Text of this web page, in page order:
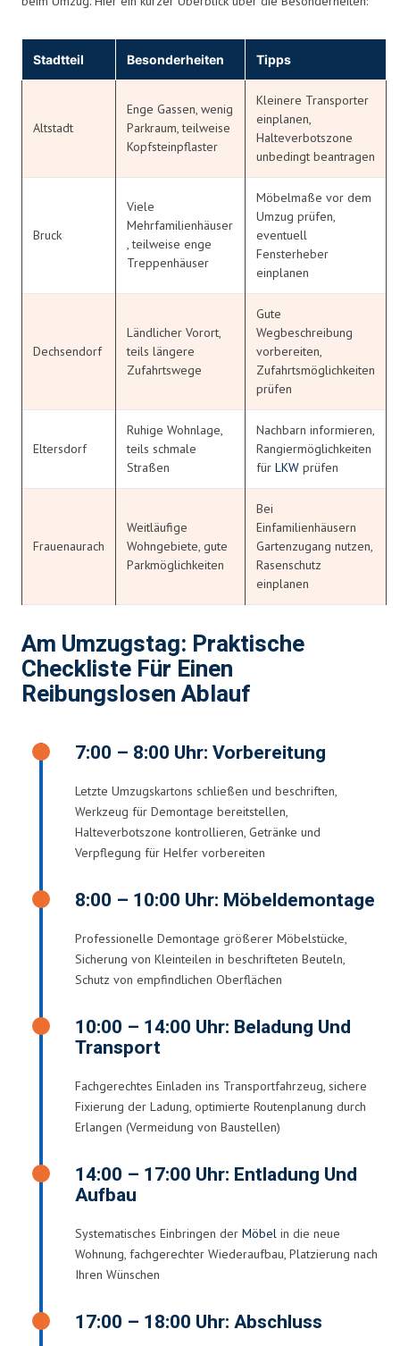
Stadtteil Besonderheiten Tipps
Altstadt
Enge Gassen, wenig
Parkraum, teilweise
Kopfsteinpflaster
Kleinere Transporter
einplanen,
Halteverbotszone
unbedingt beantragen
Bruck
Viele
Mehrfamilienhäuser
, teilweise enge
Treppenhäuser
Möbelmaße vor dem
Umzug prüfen,
eventuell
Fensterheber
einplanen
Dechsendorf
Ländlicher Vorort,
teils längere
Zufahrtswege
Gute
Wegbeschreibung
vorbereiten,
Zufahrtsmöglichkeiten
prüfen
Eltersdorf
Ruhige Wohnlage,
teils schmale
Straßen
Nachbarn informieren,
Rangiermöglichkeiten
für LKW prüfen
Frauenaurach
Weitläufige
Wohngebiete, gute
Parkmöglichkeiten
Bei
Einfamilienhäusern
Gartenzugang nutzen,
Rasenschutz
einplanen
Am Umzugstag: Praktische
Checkliste Für Einen
Reibungslosen Ablauf
7:00 – 8:00 Uhr: Vorbereitung
Letzte Umzugskartons schließen und beschriften,
Werkzeug für Demontage bereitstellen,
Halteverbotszone kontrollieren, Getränke und
Verpflegung für Helfer vorbereiten
8:00 – 10:00 Uhr: Möbeldemontage
Professionelle Demontage größerer Möbelstücke,
Sicherung von Kleinteilen in beschrifteten Beuteln,
Schutz von empfindlichen Oberflächen
10:00 – 14:00 Uhr: Beladung Und
Transport
Fachgerechtes Einladen ins Transportfahrzeug, sichere
Fixierung der Ladung, optimierte Routenplanung durch
Erlangen (Vermeidung von Baustellen)
14:00 – 17:00 Uhr: Entladung Und
Aufbau
Systematisches Einbringen der Möbel in die neue
Wohnung, fachgerechter Wiederaufbau, Platzierung nach
Ihren Wünschen
17:00 – 18:00 Uhr: Abschluss